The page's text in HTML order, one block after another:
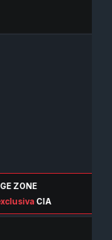
ZONE
3/Fabio Santos
CIA